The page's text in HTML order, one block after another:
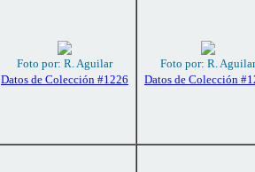
Foto por: R. Aguilar
Datos de Colección #1226
Foto por: R. Aguilar
Datos de Colección